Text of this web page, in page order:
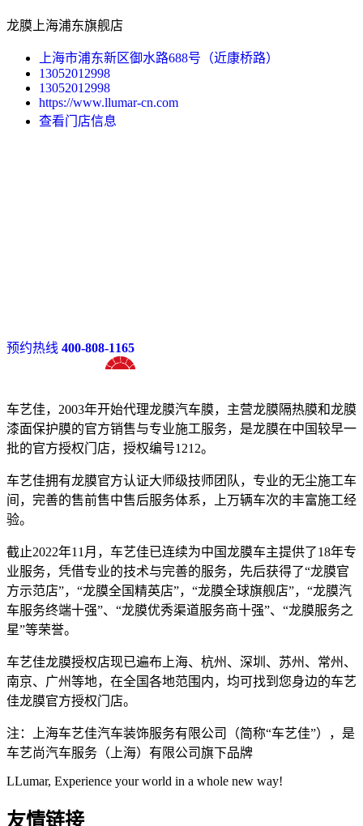
龙膜上海浦东旗舰店
上海市浦东新区御水路688号（近康桥路）
13052012998
13052012998
https://www.llumar-cn.com
查看门店信息
预约热线 400-808-1165
车艺佳，2003年开始代理龙膜汽车膜，主营龙膜隔热膜和龙膜
漆面保护膜的官方销售与专业施工服务，是龙膜在中国较早一
批的官方授权门店，授权编号1212。
车艺佳拥有龙膜官方认证大师级技师团队，专业的无尘施工车
间，完善的售前售中售后服务体系，上万辆车次的丰富施工经
验。
截止2022年11月，车艺佳已连续为中国龙膜车主提供了18年专
业服务，凭借专业的技术与完善的服务，先后获得了“龙膜官
方示范店”，“龙膜全国精英店”，“龙膜全球旗舰店”，“龙膜汽
车服务终端十强”、“龙膜优秀渠道服务商十强”、“龙膜服务之
星”等荣誉。
车艺佳龙膜授权店现已遍布上海、杭州、深圳、苏州、常州、
南京、广州等地，在全国各地范围内，均可找到您身边的车艺
佳龙膜官方授权门店。
注：上海车艺佳汽车装饰服务有限公司（简称“车艺佳”），是
车艺尚汽车服务（上海）有限公司旗下品牌
LLumar, Experience your world in a whole new way!
友情链接